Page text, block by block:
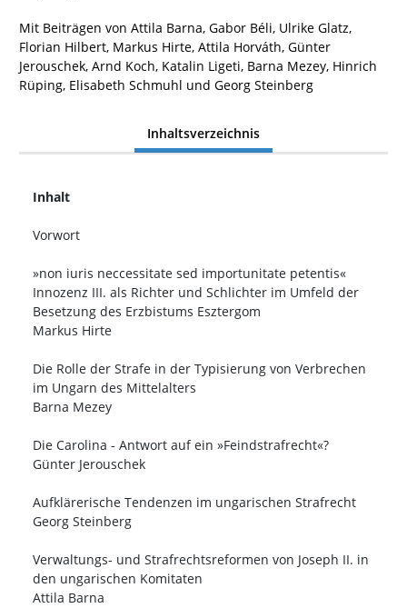
Mit Beiträgen von Attila Barna, Gabor Béli, Ulrike Glatz,
Florian Hilbert, Markus Hirte, Attila Horváth, Günter
Jerouschek, Arnd Koch, Katalin Ligeti, Barna Mezey, Hinrich
Rüping, Elisabeth Schmuhl und Georg Steinberg
Inhaltsverzeichnis
Inhalt
Vorwort
»non iuris neccessitate sed importunitate petentis«
Innozenz III. als Richter und Schlichter im Umfeld der
Besetzung des Erzbistums Esztergom
Markus Hirte
Die Rolle der Strafe in der Typisierung von Verbrechen
im Ungarn des Mittelalters
Barna Mezey
Die Carolina - Antwort auf ein »Feindstrafrecht«?
Günter Jerouschek
Aufklärerische Tendenzen im ungarischen Strafrecht
Georg Steinberg
Verwaltungs- und Strafrechtsreformen von Joseph II. in
den ungarischen Komitaten
Attila Barna